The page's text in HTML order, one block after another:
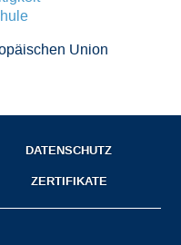
DATENSCHUTZ
ZERTIFIKATE